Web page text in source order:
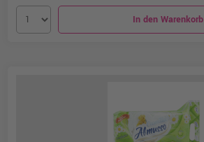
In den Warenkorb